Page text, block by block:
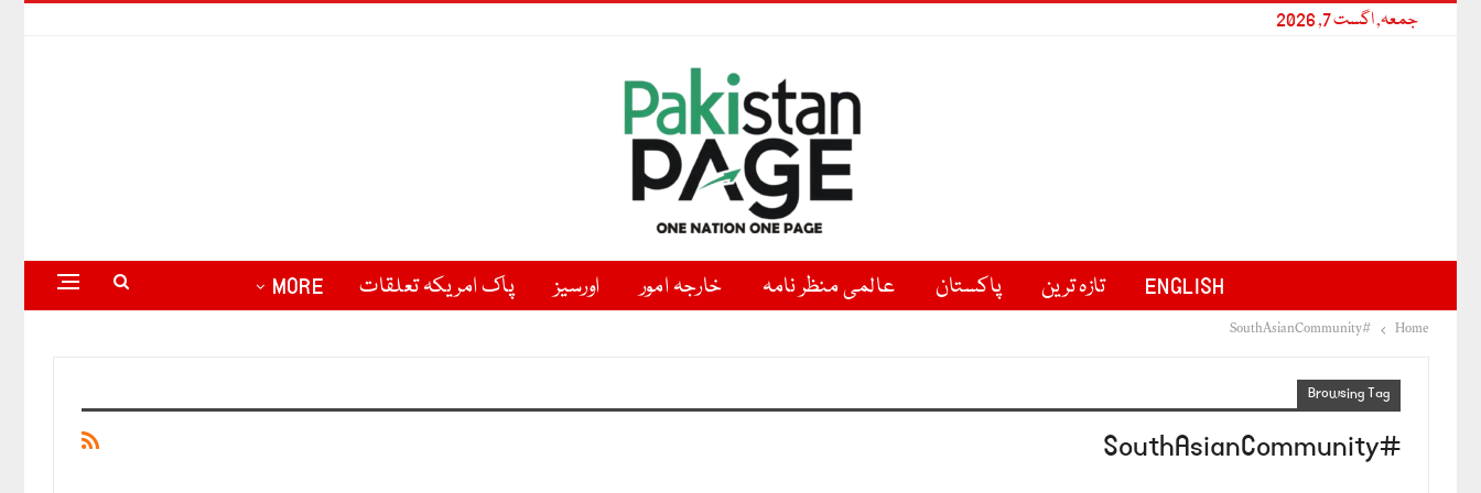
جمعہ, اگست 7, 2026
ENGLISH تازہ ترین پاکستان عالمی منظر نامہ خارجہ امور اورسیز پاک امریکہ تعلقات MORE
Home
#SouthAsianCommunity
Browsing Tag
#SouthAsianCommunity